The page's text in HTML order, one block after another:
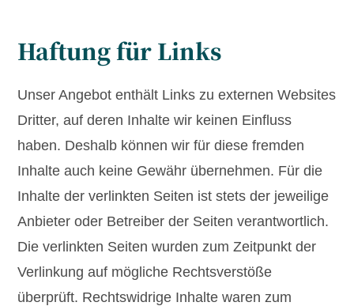
Haftung für Links
Unser Angebot enthält Links zu externen Websites
Dritter, auf deren Inhalte wir keinen Einfluss
haben. Deshalb können wir für diese fremden
Inhalte auch keine Gewähr übernehmen. Für die
Inhalte der verlinkten Seiten ist stets der jeweilige
Anbieter oder Betreiber der Seiten verantwortlich.
Die verlinkten Seiten wurden zum Zeitpunkt der
Verlinkung auf mögliche Rechtsverstöße
überprüft. Rechtswidrige Inhalte waren zum